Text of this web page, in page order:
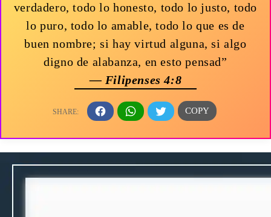
verdadero, todo lo honesto, todo lo justo, todo
lo puro, todo lo amable, todo lo que es de
buen nombre; si hay virtud alguna, si algo
digno de alabanza, en esto pensad”
— Filipenses 4:8